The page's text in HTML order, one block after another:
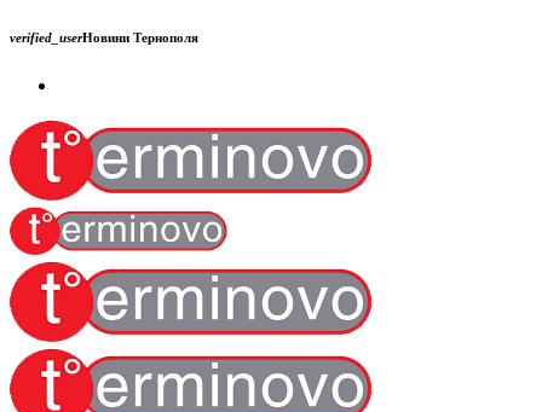
verified_userНовини Тернополя